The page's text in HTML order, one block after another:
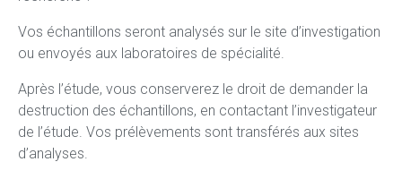
Vos échantillons seront analysés sur le site d’investigation
ou envoyés aux laboratoires de spécialité.
Après l’étude, vous conserverez le droit de demander la
destruction des échantillons, en contactant l’investigateur
de l’étude. Vos prélèvements sont transférés aux sites
d’analyses.